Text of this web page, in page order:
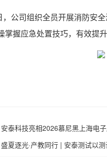
，公司组织全员开展消防安
掌握应急处置技巧，有效提
安泰科技亮相2026慕尼黑上海电
盛夏逐光·产教同行 | 安泰测试以